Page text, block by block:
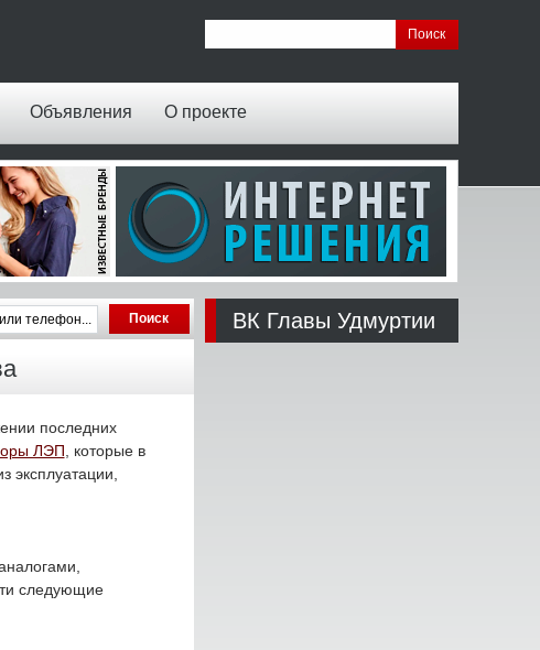
Объявления О проекте
последних
ЛЭП , которые в
эксплуатации,
следующие
ВК Главы Удмуртии